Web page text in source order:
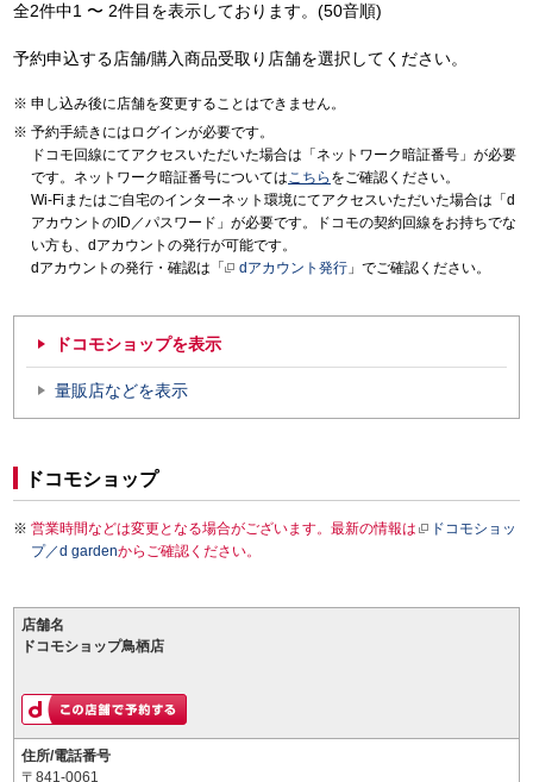
全2件中1 〜 2件目を表示しております。(50音順)
予約申込する店舗/購入商品受取り店舗を選択してください。
申し込み後に店舗を変更することはできません。
予約手続きにはログインが必要です。
ドコモ回線にてアクセスいただいた場合は「ネットワーク暗証番号」が必要
です。ネットワーク暗証番号についてはこちら をご確認ください。
Wi-Fiまたはご自宅のインターネット環境にてアクセスいただいた場合は「d
アカウントのID／パスワード」が必要です。ドコモの契約回線をお持ちでな
い方も、dアカウントの発行が可能です。
dアカウントの発行・確認は「
dアカウント発行 」でご確認ください。
ドコモショップを表示
量販店などを表示
ドコモショップ
営業時間などは変更となる場合がございます。最新の情報は
ドコモショッ
プ／d gardenからご確認ください。
店舗名
ドコモショップ鳥栖店
住所/電話番号
〒841-0061